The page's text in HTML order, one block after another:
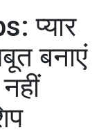
प्यार
बनाएं